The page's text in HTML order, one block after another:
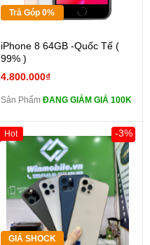
Trả Góp 0%
iPhone 8 64GB -Quốc Tế (
99% )
4.800.000₫
Sản Phẩm ĐANG GIẢM GIÁ 100K
GIÁ SHOCK
-3%
Hot